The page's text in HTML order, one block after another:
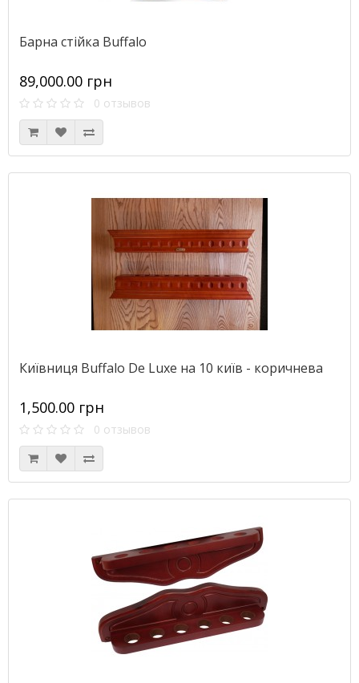
Барна стійка Buffalo
89,000.00 грн
0 отзывов
Київниця Buffalo De Luxe на 10 київ - коричнева
1,500.00 грн
0 отзывов